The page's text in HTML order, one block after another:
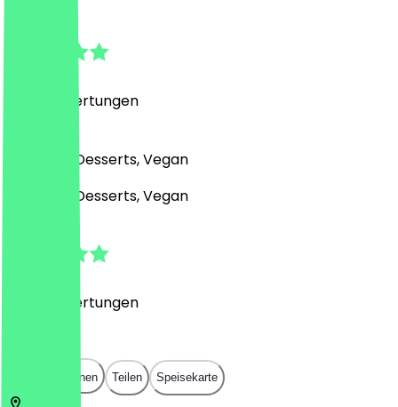
Bewertungen
Bäckerei, Desserts, Vegan
Bäckerei, Desserts, Vegan
Bewertungen
In App öffnen Teilen Speisekarte